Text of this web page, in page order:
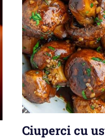
Ciuperci cu